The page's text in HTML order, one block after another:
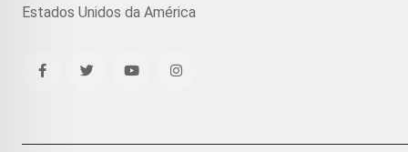
Estados Unidos da América